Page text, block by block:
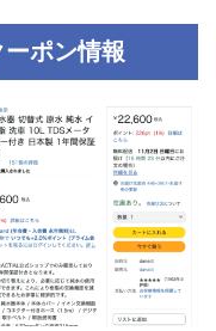
ポン情報